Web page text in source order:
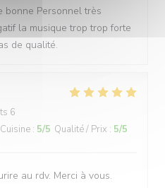
bonne Personnel très
la musique trop trop forte
de qualité.
6
Cuisine : 5/5 Qualité / Prix : 5/5
au rdv. Merci à vous.